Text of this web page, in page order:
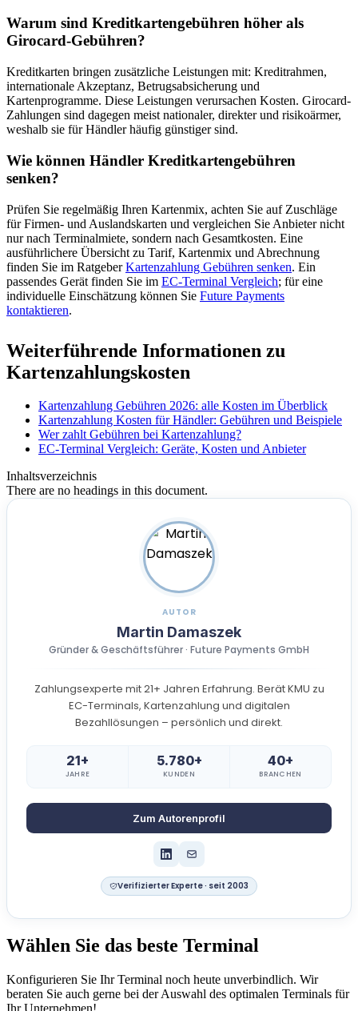
Warum sind Kreditkartengebühren höher als
Girocard-Gebühren?
Kreditkarten bringen zusätzliche Leistungen mit: Kreditrahmen,
internationale Akzeptanz, Betrugsabsicherung und
Kartenprogramme. Diese Leistungen verursachen Kosten. Girocard-
Zahlungen sind dagegen meist nationaler, direkter und risikoärmer,
weshalb sie für Händler häufig günstiger sind.
Wie können Händler Kreditkartengebühren
senken?
Prüfen Sie regelmäßig Ihren Kartenmix, achten Sie auf Zuschläge
für Firmen- und Auslandskarten und vergleichen Sie Anbieter nicht
nur nach Terminalmiete, sondern nach Gesamtkosten. Eine
ausführlichere Übersicht zu Tarif, Kartenmix und Abrechnung
finden Sie im RatgeberKartenzahlung Gebühren senken. Ein
passendes Gerät finden Sie im EC-Terminal Vergleich; für eine
individuelle Einschätzung können Sie Future Payments
kontaktieren.
Weiterführende Informationen zu
Kartenzahlungskosten
Kartenzahlung Gebühren 2026: alle Kosten im Überblick
Kartenzahlung Kosten für Händler: Gebühren und Beispiele
Wer zahlt Gebühren bei Kartenzahlung?
EC-Terminal Vergleich: Geräte, Kosten und Anbieter
Inhaltsverzeichnis
There are no headings in this document.
AUTOR
Martin Damaszek
Gründer & Geschäftsführer · Future Payments GmbH
Zahlungsexperte mit 21+ Jahren Erfahrung. Berät KMU zu
EC-Terminals, Kartenzahlung und digitalen
Bezahllösungen – persönlich und direkt.
21+
JAHRE
5.780+
KUNDEN
40+
BRANCHEN
Zum Autorenprofil
Verifizierter Experte · seit 2003
Wählen Sie das beste Terminal
Konfigurieren Sie Ihr Terminal noch heute unverbindlich. Wir
beraten Sie auch gerne bei der Auswahl des optimalen Terminals für